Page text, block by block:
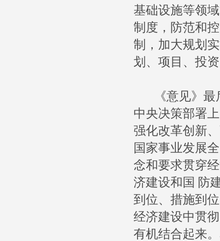
基础设施等领
制度，防范和
制，加大规划
划、项目、投
《意见》最
中央决策部署
强化改革创新
国家事业发展
念和要求贯穿
济建设和国 防
到位、措施到
经济建设中贯
有机结合起来